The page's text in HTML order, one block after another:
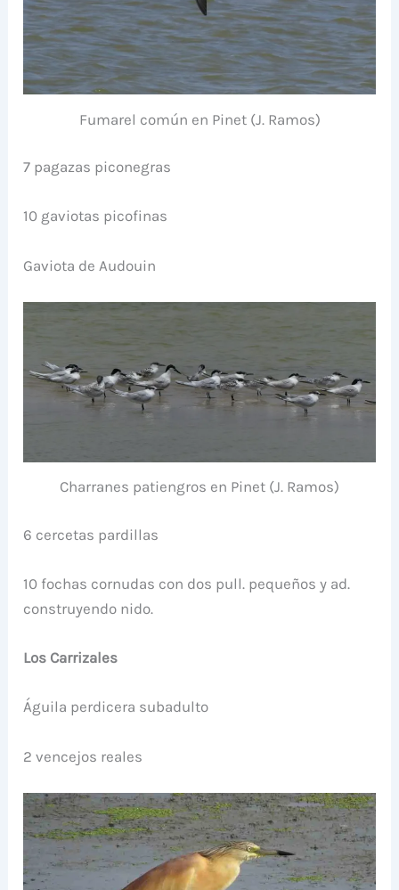
Fumarel común en Pinet (J. Ramos)
7 pagazas piconegras
10 gaviotas picofinas
Gaviota de Audouin
Charranes patiengros en Pinet (J. Ramos)
6 cercetas pardillas
10 fochas cornudas con dos pull. pequeños y ad.
construyendo nido.
Los Carrizales
Águila perdicera subadulto
2 vencejos reales